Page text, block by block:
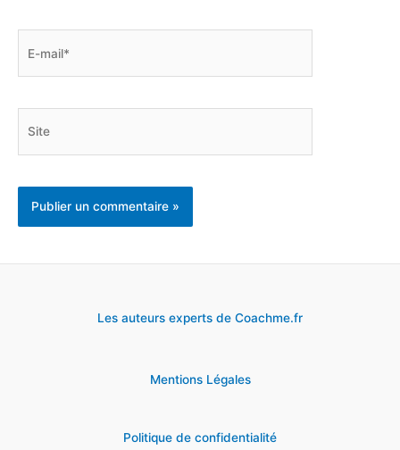
Les auteurs experts de Coachme.fr
Mentions Légales
Politique de confidentialité